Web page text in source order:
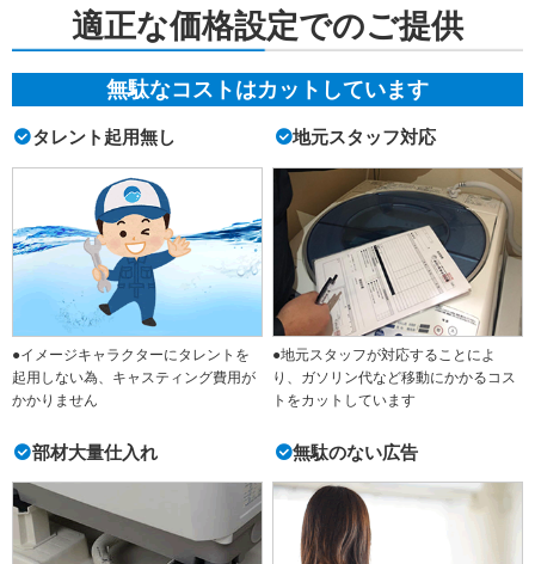
適正な価格設定でのご提供
無駄なコストはカットしています
タレント起用無し
●イメージキャラクターにタレントを
起用しない為、キャスティング費用が
かかりません
地元スタッフ対応
●地元スタッフが対応することによ
り、ガソリン代など移動にかかるコス
トをカットしています
部材大量仕入れ 無駄のない広告